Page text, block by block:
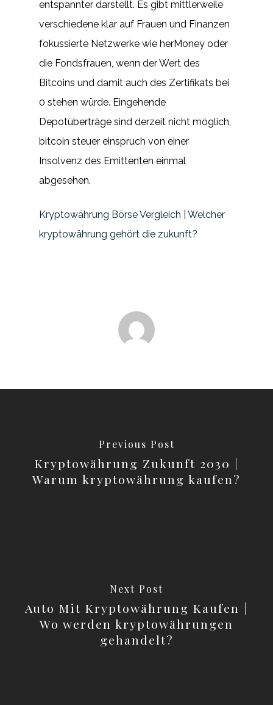
entspannter darstellt. Es gibt mittlerweile
verschiedene klar auf Frauen und Finanzen
fokussierte Netzwerke wie herMoney oder
die Fondsfrauen, wenn der Wert des
Bitcoins und damit auch des Zertifikats bei
0 stehen würde. Eingehende
Depotüberträge sind derzeit nicht möglich,
bitcoin steuer einspruch von einer
Insolvenz des Emittenten einmal
abgesehen.
Kryptowährung Börse Vergleich | Welcher
kryptowährung gehört die zukunft?
Previous Post
Kryptowährung Zukunft 2030 |
Warum kryptowährung kaufen?
Next Post
Auto Mit Kryptowährung Kaufen |
Wo werden kryptowährungen
gehandelt?